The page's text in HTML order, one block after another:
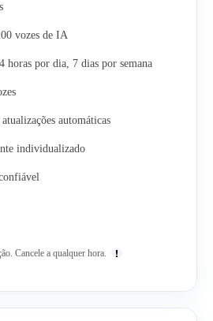
vozes de IA
horas por dia, 7 dias por semana
automáticas
individualizado
Cancele a qualquer hora.